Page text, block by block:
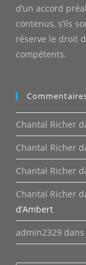
d’un accord
contenus, s’ils
réserve le droit
compétents.
Chantal Richer
Chantal Richer
Chantal Richer
Chantal Richer
d’Ambert
admin2329 dans